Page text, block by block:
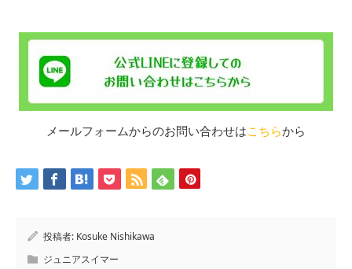
メールフォームからのお問い合わせはこちらから
投稿者: Kosuke Nishikawa
ジュニアスイマー